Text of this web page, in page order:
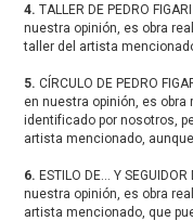
4.TALLER DE PEDRO
nuestra opinión, es obra
taller del artista
5.CÍRCULO DE PEDRO
en nuestra opinión, es
identificado por nosotros,
artista mencionado,
6. ESTILO DE… Y
nuestra opinión, es obra
artista mencionado, que